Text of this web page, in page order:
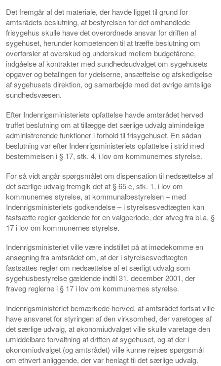
Det fremgår af det materiale, der havde ligget til grund for
amtsrådets beslutning, at bestyrelsen for det omhandlede
frisygehus skulle have det overordnede ansvar for driften af
sygehuset, herunder kompetencen til at træffe beslutning om
overførsler af overskud og underskud mellem budgetårene,
indgåelse af kontrakter med sundhedsudvalget om sygehusets
opgaver og betalingen for ydelserne, ansættelse og afskedigelse
af sygehusets direktion, og samarbejde med det øvrige amtslige
sundhedsvæsen.
Efter Indenrigsministeriets opfattelse havde amtsrådet herved
truffet beslutning om at tillægge det særlige udvalg almindelige
administrerende funktioner i forhold til frisygehuset. En sådan
beslutning var efter Indenrigsministeriets opfattelse i strid med
bestemmelsen i § 17, stk. 4, i lov om kommunernes styrelse.
For så vidt angår spørgsmålet om dispensation til nedsættelse af
det særlige udvalg fremgik det af § 65 c, stk. 1, i lov om
kommunernes styrelse, at kommunalbestyrelsen – med
Indenrigsministeriets godkendelse – i styrelsesvedtægten kan
fastsætte regler gældende for en valgperiode, der afveg fra bl.a. §
17 i lov om kommunernes styrelse.
Indenrigsministeriet ville være indstillet på at imødekomme en
ansøgning fra amtsrådet om, at der i styrelsesvedtægten
fastsattes regler om nedsættelse af et særligt udvalg som
sygehusbestyrelse gældende indtil 31. december 2001, der
fraveg reglerne i § 17 i lov om kommunernes styrelse.
Indenrigsministeriet bemærkede herved, at amtsrådet fortsat ville
have ansvaret for styringen af den virksomhed, der varetoges af
det særlige udvalg, at økonomiudvalget ville skulle varetage den
umiddelbare forvaltning af driften af sygehuset, og at der i
økonomiudvalget (og amtsrådet) ville kunne rejses spørgsmål
om ethvert anliggende, der var henlagt til det særlige udvalg.